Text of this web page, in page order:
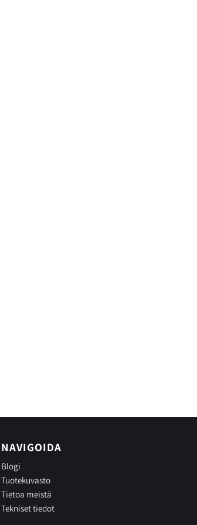
NAVIGOIDA
Blogi
Tuotekuvasto
Tietoa meistä
Tekniset tiedot